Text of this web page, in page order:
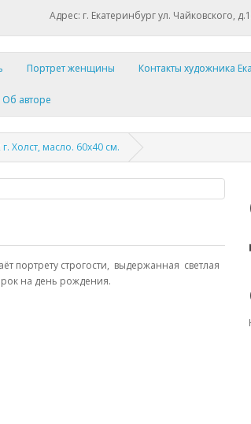
Адрес: г. Екатеринбург ул. Чайковского,
Портрет женщины Контакты художника
Об авторе
Холст, масло. 60х40 см.
портрету строгости, выдержанная светлая
на день рождения.